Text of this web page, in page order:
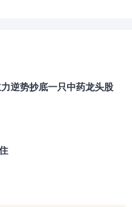
逆势抄底一只中药龙头股